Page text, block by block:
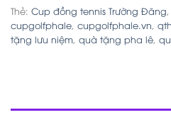
Thẻ: Cup đồng tennis Trường Đăng,
cupgolfphale, cupgolfphale.vn,
tặng lưu niệm, quà tặng pha lê,